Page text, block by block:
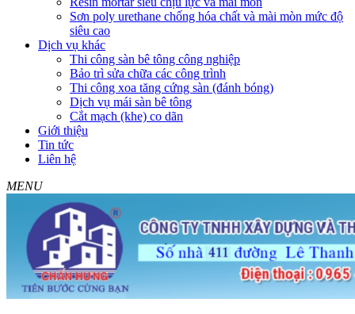
Sơn poly urethane chống hóa chất và mài mòn mức độ
siêu cao
Dịch vụ khác
Thi công sàn bê tông công nghiệp
Bảo trì sửa chữa các công trình
Thi công xoa tăng cứng sàn (đánh bóng)
Dịch vụ mái sàn bê tông
Cắt mạch (khe) co dãn
Giới thiệu
Tin tức
Liên hệ
MENU